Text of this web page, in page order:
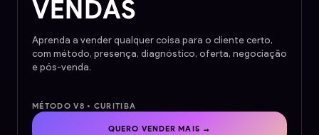
VENDAS
Aprenda a vender qualquer coisa para o cliente certo,
com método, presença, diagnóstico, oferta, negociação
e pós-venda.
MÉTODO V8 • CURITIBA
QUERO VENDER MAIS →